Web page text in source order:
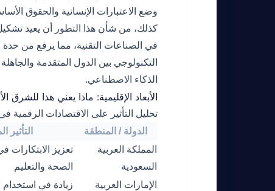
وضع الاعتبارات الإنسانية والحقوق
كذلك، من شأن هذا التطور أن يعيد
في الصناعات التقنية، مما يرفع من حدة
التكنولوجي بين الدول المتقدمة والجاهلة
الذكاء الاصطناعي.
الأبعاد الإقليمية: ماذا يعني هذا للشرق
تحليل التأثير على الاقتصادات الرقمية
الدولة / المنطقة
التأثير
المملكة العربية
السعودية
تعزيز الابتكارات
الصحة والتعليم
الإمارات العربية
زيادة في استخدام